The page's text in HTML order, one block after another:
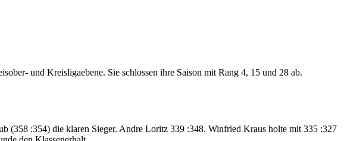
und Kreisligaebene. Sie schlossen ihre Saison mit Rang 4, 15 und 28 ab.
(358 :354) die klaren Sieger. Andre Loritz 339 :348. Winfried Kraus holte mit 335 :327